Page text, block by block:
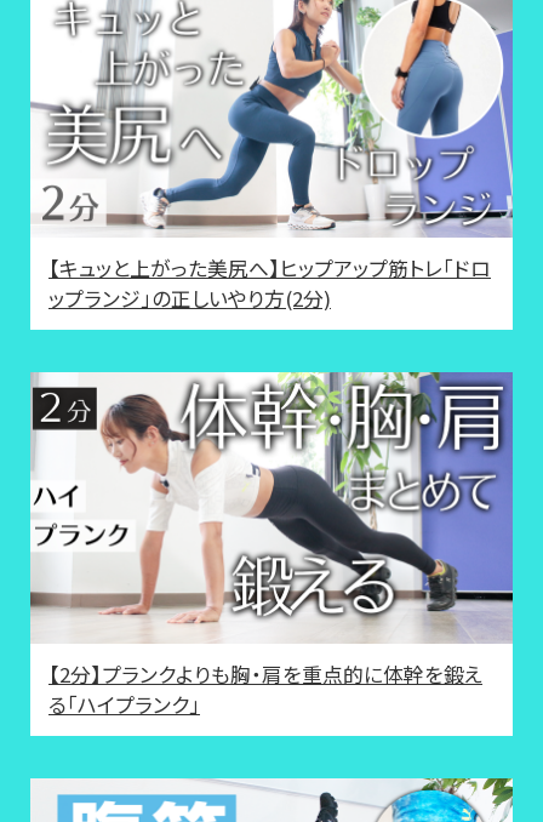
【キュッと上がった美尻へ】ヒップアップ筋トレ「ドロ
ップランジ」の正しいやり方(2分)
【2分】プランクよりも胸・肩を重点的に体幹を鍛え
る「ハイプランク」